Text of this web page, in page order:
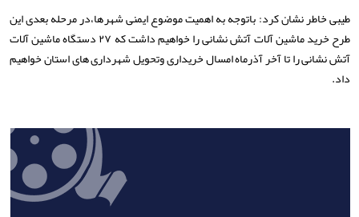
طیبی خاطر نشان کرد: باتوجه به اهمیت موضوع ایمنی شهرها،در مرحله بعدی این
طرح خرید ماشین آلات آتش نشانی را خواهیم داشت که ۲۷ دستگاه ماشین آلات
آتش نشانی را تا آخر آذرماه امسال خریداری وتحویل شهرداری های استان خواهیم
داد.